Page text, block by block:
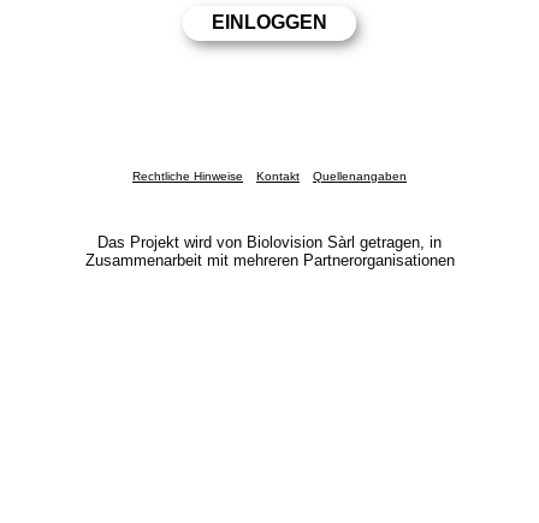
Rechtliche Hinweise Kontakt Quellenangaben
Das Projekt wird von Biolovision Sàrl getragen, in
Zusammenarbeit mit mehreren Partnerorganisationen